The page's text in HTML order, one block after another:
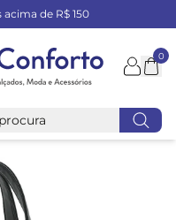
de R$ 150
0